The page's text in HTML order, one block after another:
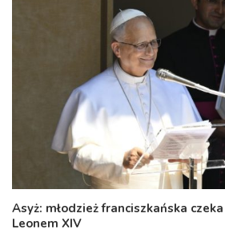
Asyż: młodzież franciszkańska
Leonem XIV